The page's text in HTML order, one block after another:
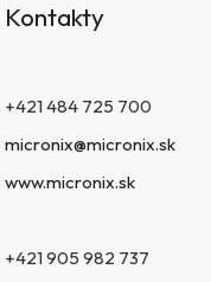
Kontakty
+421 484 725 700
micronix@micronix.sk
www.micronix.sk
+421 905 982 737